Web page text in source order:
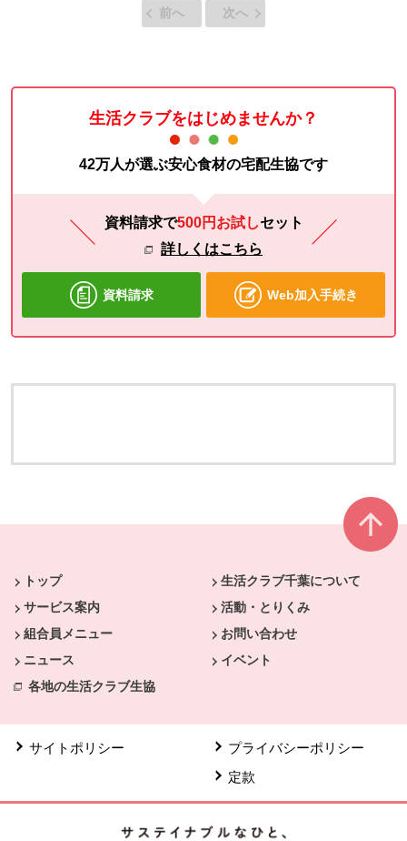
前へ 次へ
生活クラブをはじめませんか？
42万人が選ぶ安心食材の宅配生協です
資料請求で500円お試しセット
詳しくはこちら
資料請求 Web加入手続き
トップ
生活クラブ千葉について
サービス案内
活動・とりくみ
組合員メニュー
お問い合わせ
ニュース
イベント
各地の生活クラブ生協
サイトポリシー
プライバシーポリシー
定款